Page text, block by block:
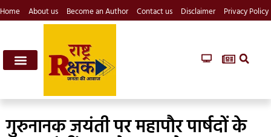
Home About us Become an Author Contact us Disclaimer Privacy Policy
गुरुनानक जयंती पर महापौर पार्षदों के